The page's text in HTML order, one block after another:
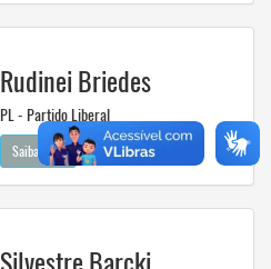
Rudinei Briedes
PL - Partido Liberal
Saiba mais